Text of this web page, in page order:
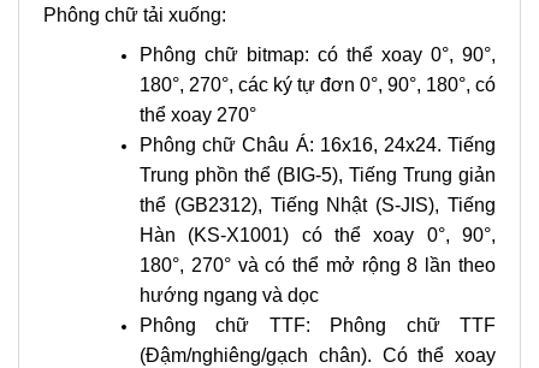
Phông chữ tải xuống:
Phông chữ bitmap: có thể xoay 0°, 90°,
180°, 270°, các ký tự đơn 0°, 90°, 180°, có
thể xoay 270°
Phông chữ Châu Á: 16x16, 24x24. Tiếng
Trung phồn thể (BIG-5), Tiếng Trung giản
thể (GB2312), Tiếng Nhật (S-JIS), Tiếng
Hàn (KS-X1001) có thể xoay 0°, 90°,
180°, 270° và có thể mở rộng 8 lần theo
hướng ngang và dọc
Phông chữ TTF: Phông chữ TTF
(Đậm/nghiêng/gạch chân). Có thể xoay